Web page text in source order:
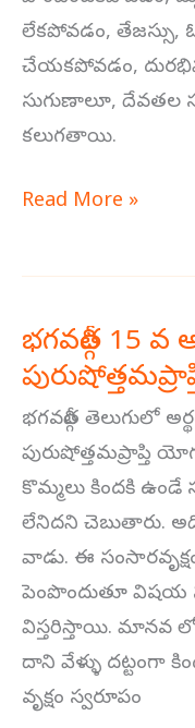
లేకపోవడం, తేజస్సు,
చేయకపోవడం,
సుగుణాలూ, దేవతల
కలుగతాయి.
Read More »
భగవద్గీత 15
భగవద్గీత తెలుగులో
పురుషోత్తమప్రాప్తి
కొమ్మలు కిందకి ఉండే
లేనిదని చెబుతారు.
వాడు. ఈ
పెంపొందుతూ విషయ
విస్తరిస్తాయి. మానవ
దాని వేళ్ళు దట్టంగా
వృక్షం స్వరూపం
భగవద్గీత
15
వ
అధ్యాయం
–
పురుషోత్తమప్రాప్తి
యోగము